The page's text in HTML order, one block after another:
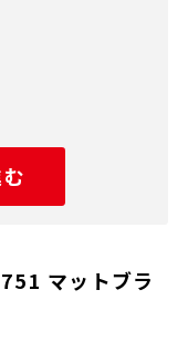
マットブラ